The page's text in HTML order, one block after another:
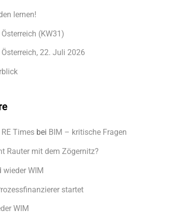
lernen!
(KW31)
22. Juli 2026
Timesbei BIM – kritische Fragen
Rauter mit dem Zögernitz?
wieder WIM
startet
WIM